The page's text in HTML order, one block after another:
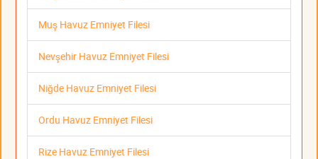
Muş Havuz Emniyet Filesi
Nevşehir Havuz Emniyet Filesi
Niğde Havuz Emniyet Filesi
Ordu Havuz Emniyet Filesi
Rize Havuz Emniyet Filesi